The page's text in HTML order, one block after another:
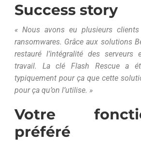
Success story
« Nous avons eu plusieurs
ransomwares. Grâce aux solutions
restauré l’intégralité des
travail. La clé Flash Rescue a
typiquement pour ça que cette
pour ça qu’on l’utilise. »
Votre
préféré